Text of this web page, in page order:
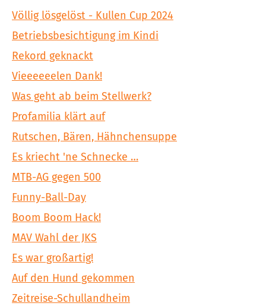
Völlig lösgelöst - Kullen Cup 2024
Betriebsbesichtigung im Kindi
Rekord geknackt
Vieeeeeelen Dank!
Was geht ab beim Stellwerk?
Profamilia klärt auf
Rutschen, Bären, Hähnchensuppe
Es kriecht 'ne Schnecke …
MTB-AG gegen 500
Funny-Ball-Day
Boom Boom Hack!
MAV Wahl der JKS
Es war großartig!
Auf den Hund gekommen
Zeitreise-Schullandheim